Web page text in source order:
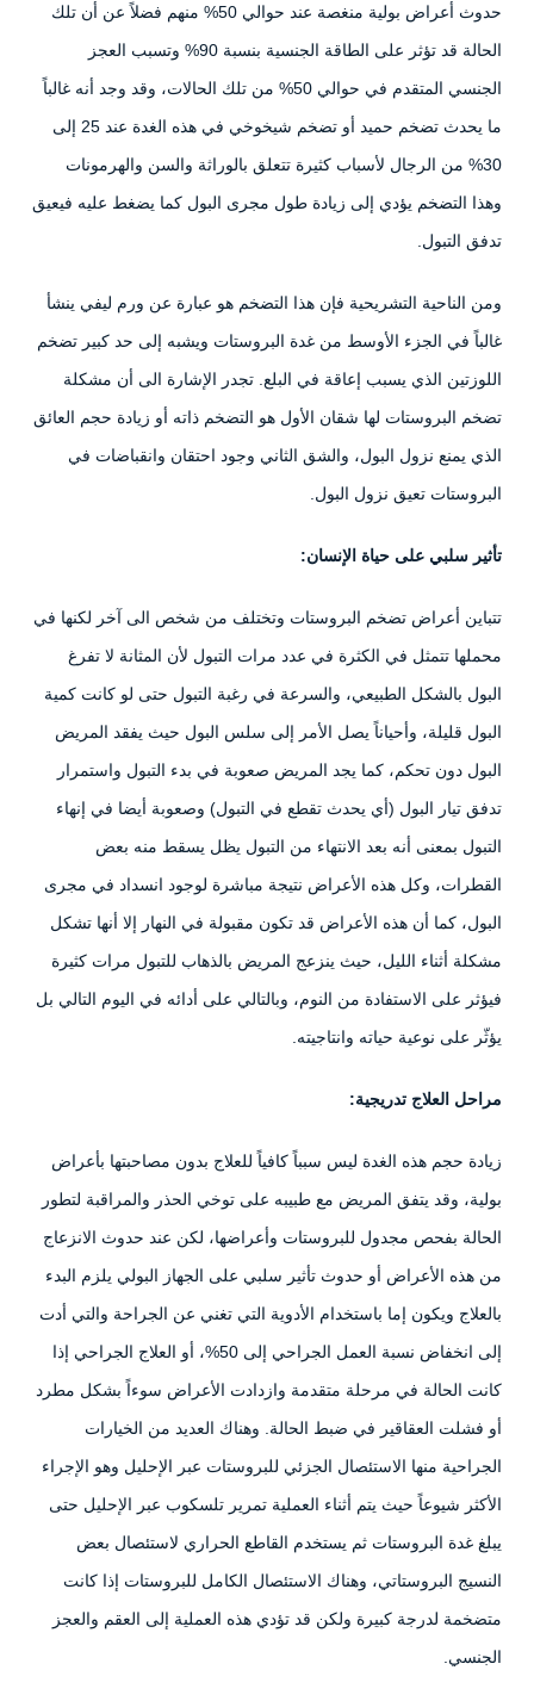
حدوث أعراض بولية منغصة عند حوالي 50% منهم فضلاً عن أن تلك
الحالة قد تؤثر على الطاقة الجنسية بنسبة 90% وتسبب العجز
الجنسي المتقدم في حوالي 50% من تلك الحالات، وقد وجد أنه غالباً
ما يحدث تضخم حميد أو تضخم شيخوخي في هذه الغدة عند 25 إلى
30% من الرجال لأسباب كثيرة تتعلق بالوراثة والسن والهرمونات
وهذا التضخم يؤدي إلى زيادة طول مجرى البول كما يضغط عليه فيعيق
تدفق التبول.
ومن الناحية التشريحية فإن هذا التضخم هو عبارة عن ورم ليفي ينشأ
غالباً في الجزء الأوسط من غدة البروستات ويشبه إلى حد كبير تضخم
اللوزتين الذي يسبب إعاقة في البلع. تجدر الإشارة الى أن مشكلة
تضخم البروستات لها شقان الأول هو التضخم ذاته أو زيادة حجم العائق
الذي يمنع نزول البول، والشق الثاني وجود احتقان وانقباضات في
البروستات تعيق نزول البول.
تأثير سلبي على حياة الإنسان:
تتباين أعراض تضخم البروستات وتختلف من شخص الى آخر لكنها في
محملها تتمثل في الكثرة في عدد مرات التبول لأن المثانة لا تفرغ
البول بالشكل الطبيعي، والسرعة في رغبة التبول حتى لو كانت كمية
البول قليلة، وأحياناً يصل الأمر إلى سلس البول حيث يفقد المريض
البول دون تحكم، كما يجد المريض صعوبة في بدء التبول واستمرار
تدفق تيار البول (أي يحدث تقطع في التبول) وصعوبة أيضا في إنهاء
التبول بمعنى أنه بعد الانتهاء من التبول يظل يسقط منه بعض
القطرات، وكل هذه الأعراض نتيجة مباشرة لوجود انسداد في مجرى
البول، كما أن هذه الأعراض قد تكون مقبولة في النهار إلا أنها تشكل
مشكلة أثناء الليل، حيث ينزعج المريض بالذهاب للتبول مرات كثيرة
فيؤثر على الاستفادة من النوم، وبالتالي على أدائه في اليوم التالي بل
يؤثّر على نوعية حياته وانتاجيته.
مراحل العلاج تدريجية:
زيادة حجم هذه الغدة ليس سبباً كافياً للعلاج بدون مصاحبتها بأعراض
بولية، وقد يتفق المريض مع طبيبه على توخي الحذر والمراقبة لتطور
الحالة بفحص مجدول للبروستات وأعراضها، لكن عند حدوث الانزعاج
من هذه الأعراض أو حدوث تأثير سلبي على الجهاز البولي يلزم البدء
بالعلاج ويكون إما باستخدام الأدوية التي تغني عن الجراحة والتي أدت
إلى انخفاض نسبة العمل الجراحي إلى 50%، أو العلاج الجراحي إذا
كانت الحالة في مرحلة متقدمة وازدادت الأعراض سوءاً بشكل مطرد
أو فشلت العقاقير في ضبط الحالة. وهناك العديد من الخيارات
الجراحية منها الاستئصال الجزئي للبروستات عبر الإحليل وهو الإجراء
الأكثر شيوعاً حيث يتم أثناء العملية تمرير تلسكوب عبر الإحليل حتى
يبلغ غدة البروستات ثم يستخدم القاطع الحراري لاستئصال بعض
النسيج البروستاتي، وهناك الاستئصال الكامل للبروستات إذا كانت
متضخمة لدرجة كبيرة ولكن قد تؤدي هذه العملية إلى العقم والعجز
الجنسي.